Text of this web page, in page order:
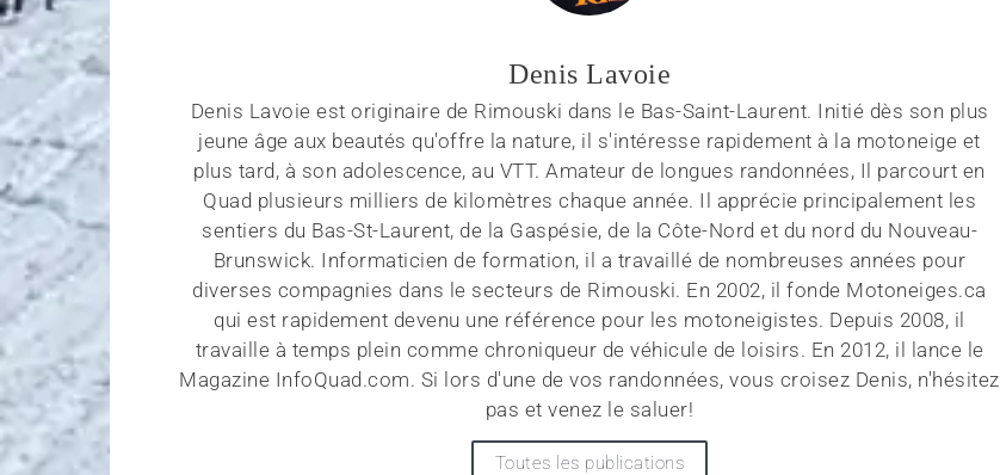
Denis Lavoie
Denis Lavoie est originaire de Rimouski dans le Bas-Saint-Laurent. Initié dès son plus
jeune âge aux beautés qu'offre la nature, il s'intéresse rapidement à la motoneige et
plus tard, à son adolescence, au VTT. Amateur de longues randonnées, Il parcourt en
Quad plusieurs milliers de kilomètres chaque année. Il apprécie principalement les
sentiers du Bas-St-Laurent, de la Gaspésie, de la Côte-Nord et du nord du Nouveau-
Brunswick. Informaticien de formation, il a travaillé de nombreuses années pour
diverses compagnies dans le secteurs de Rimouski. En 2002, il fonde Motoneiges.ca
qui est rapidement devenu une référence pour les motoneigistes. Depuis 2008, il
travaille à temps plein comme chroniqueur de véhicule de loisirs. En 2012, il lance le
Magazine InfoQuad.com. Si lors d'une de vos randonnées, vous croisez Denis, n'hésitez
pas et venez le saluer!
Toutes les publications